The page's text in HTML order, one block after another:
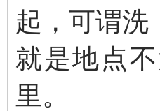
起，可谓洗
就是地点
里。